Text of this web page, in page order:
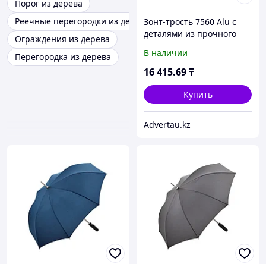
Порог из дерева
Реечные перегородки из дерева
Ограждения из дерева
Перегородка из дерева
Зонт-трость 7560 Alu с
деталями из прочного
черный
В наличии
16 415.69₸
Купить
Advertau.kz